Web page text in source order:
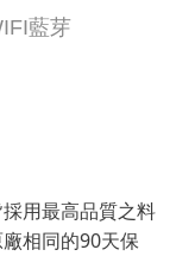
藍芽
用最高品質之料
相同的90天保